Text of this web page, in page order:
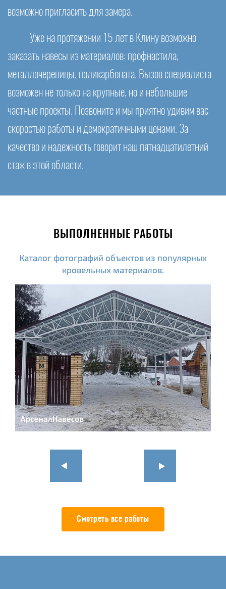
возможно пригласить для замера.
Уже на протяжении 15 лет в Клину возможно
заказать навесы из материалов: профнастила,
металлочерепицы, поликарбоната. Вызов специалиста
возможен не только на крупные, но и небольшие
частные проекты. Позвоните и мы приятно удивим вас
скоростью работы и демократичными ценами. За
качество и надежность говорит наш пятнадцатилетний
стаж в этой области.
ВЫПОЛНЕННЫЕ РАБОТЫ
Каталог фотографий объектов из популярных
кровельных материалов.
Смотреть все работы